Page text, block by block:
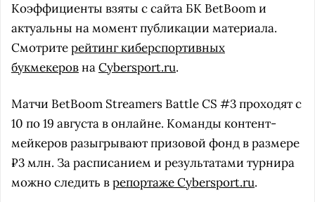
Коэффициенты взяты с сайта БК BetBoom и
актуальны на момент публикации материала.
Смотритерейтинг киберспортивных
букмекеровнаCybersport.ru.
Матчи BetBoom Streamers Battle CS #3 проходят с
10 по 19 августа в онлайне. Команды контент-
мейкеров разыгрывают призовой фонд в размере
₽3 млн. За расписанием и результатами турнира
можно следить врепортаже Cybersport.ru.